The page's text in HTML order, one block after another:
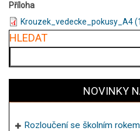
Příloha
Krouzek_vedecke_pokusy_A4
HLEDAT
NOVINKY
Rozloučení se školním